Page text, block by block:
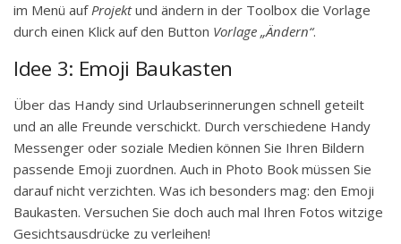
im Menü aufProjektund ändern in der Toolbox die Vorlage
durch einen Klick auf den Button Vorlage „Ändern“.
Idee 3: Emoji Baukasten
Über das Handy sind Urlaubserinnerungen schnell geteilt
und an alle Freunde verschickt. Durch verschiedene Handy
Messenger oder soziale Medien können Sie Ihren Bildern
passende Emoji zuordnen. Auch in Photo Book müssen Sie
darauf nicht verzichten. Was ich besonders mag: den Emoji
Baukasten. Versuchen Sie doch auch mal Ihren Fotos witzige
Gesichtsausdrücke zu verleihen!